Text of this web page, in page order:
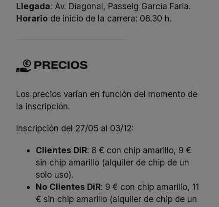
Llegada: Av. Diagonal, Passeig Garcia Faria.
Horario de inicio de la carrera: 08.30 h.
PRECIOS
Los precios varían en función del momento de
la inscripción.
Inscripción del 27/05 al 03/12:
Clientes DiR: 8 € con chip amarillo, 9 €
sin chip amarillo (alquiler de chip de un
solo uso).
No Clientes DiR: 9 € con chip amarillo, 11
€ sin chip amarillo (alquiler de chip de un